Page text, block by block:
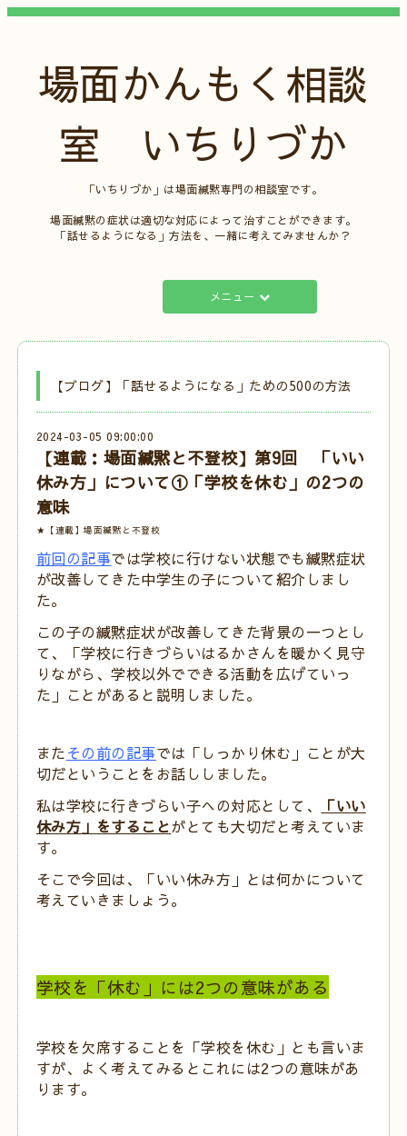
場面かんもく相談
室 いちりづか
「いちりづか」は場面緘黙専門の相談室です。
場面緘黙の症状は適切な対応によって治すことができます。
「話せるようになる」方法を、一緒に考えてみませんか？
メニュー
【ブログ】「話せるようになる」ための500の方法
2024-03-05 09:00:00
【連載：場面緘黙と不登校】第9回 「いい
休み方」について①「学校を休む」の2つの
意味
★【連載】場面緘黙と不登校
前回の記事では学校に行けない状態でも緘黙症状
が改善してきた中学生の子について紹介しまし
た。
この子の緘黙症状が改善してきた背景の一つとし
て、「学校に行きづらいはるかさんを暖かく見守
りながら、学校以外でできる活動を広げていっ
た」ことがあると説明しました。
またその前の記事では「しっかり休む」ことが大
切だということをお話ししました。
私は学校に行きづらい子への対応として、
「いい
休み方」をすることがとても大切だと考えていま
す。
そこで今回は、「いい休み方」とは何かについて
考えていきましょう。
学校を「休む」には2つの意味がある
学校を欠席することを「学校を休む」とも言いま
すが、 よく考えてみるとこれには2つの意味があ
ります。